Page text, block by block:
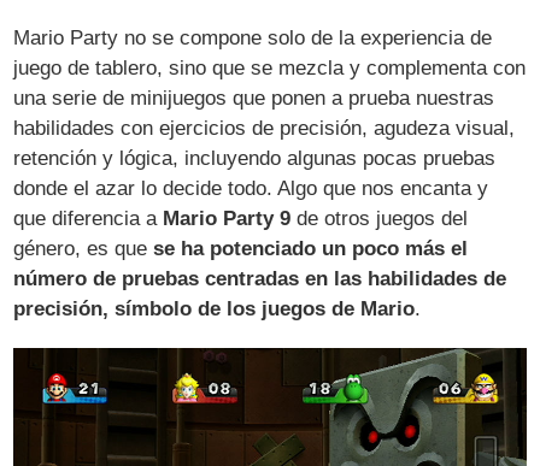
Mario Party no se compone solo de la experiencia de
juego de tablero, sino que se mezcla y complementa con
una serie de minijuegos que ponen a prueba nuestras
habilidades con ejercicios de precisión, agudeza visual,
retención y lógica, incluyendo algunas pocas pruebas
donde el azar lo decide todo. Algo que nos encanta y
que diferencia a Mario Party 9 de otros juegos del
género, es quese ha potenciado un poco más el
número de pruebas centradas en las habilidades de
precisión, símbolo de los juegos de Mario.